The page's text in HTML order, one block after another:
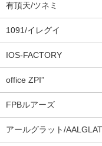
有頂天/ツネミ
1091/イレグイ
IOS-FACTORY
office ZPI”
FPBルアーズ
アールグラット/